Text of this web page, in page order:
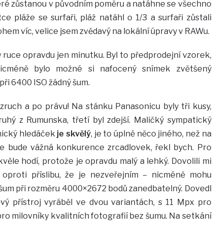
zůstanou v původním poměru a natáhne se všechno
pláže se surfaři, pláž natáhl o 1/3 a surfaři zůstali
víc, velice jsem zvědavý na lokální úpravy v RAWu.
ruce opravdu jen minutku. Byl to předprodejní vzorek,
bylo možné si nafocený snímek zvětšený
6400 ISO žádný šum.
a po právu! Na stánku Panasonicu byly tři kusy,
z Rumunska, třetí byl zdejší. Maličký sympatický
hledáček je skvělý, je to úplně něco jiného, než na
bude vážná konkurence zrcadlovek, řekl bych. Pro
hodí, protože je opravdu malý a lehký. Dovolili mi
příslibu, že je nezveřejním – nicméně mohu
při rozměru 4000×2672 bodů zanedbatelný. Dovedl
přístroj vyráběl ve dvou variantách, s 11 Mpx pro
milovníky kvalitních fotografií bez šumu. Na setkání